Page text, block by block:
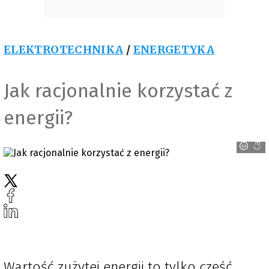
ELEKTROTECHNIKA / ENERGETYKA
Jak racjonalnie korzystać z
energii?
Canva